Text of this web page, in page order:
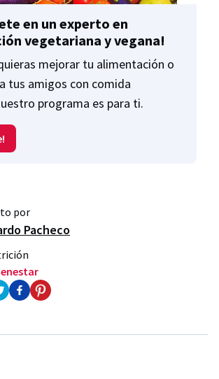
en un experto en
vegetariana y vegana!
mejorar tu alimentación o
tus amigos con comida
programa es para ti.
por
Pacheco